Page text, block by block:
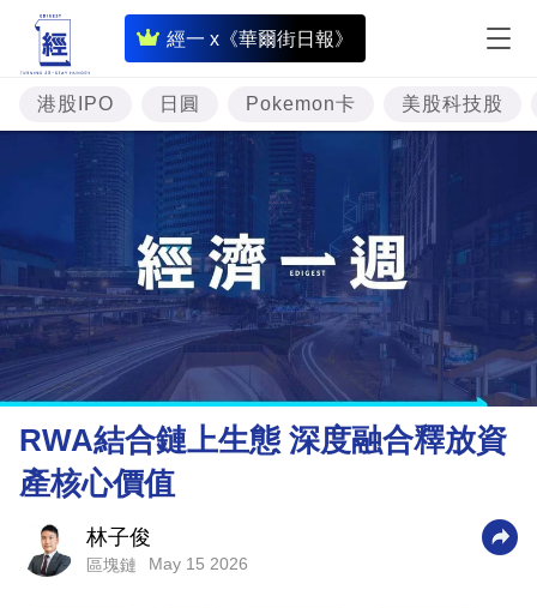
經一 x《華爾街日報》
即
時
財
經
專
題
投
資
樓
市
理
財
商
科
港股IPO 日圓 Pokemon卡 美股科技股
RWA結合鏈上生態 深度融合釋放資
產核心價值
林子俊
區塊鏈 May 15 2026